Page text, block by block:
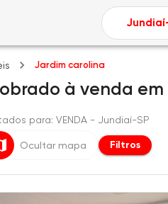
Jardim carolina
à venda em
para: VENDA - Jundiaí-SP
Ocultar mapa Filtros